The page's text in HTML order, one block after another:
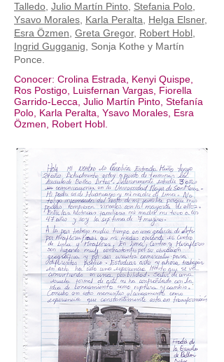
Talledo Julio Martín Pinto Stefania Polo
Ysavo Morales Karla Peralta Helga Elsner,
Esra Özmen Greta Gregor, Robert Hobl
Ingrid Gugganig , Sonja Kothe y Martín
Ponce.
Conocer: Crolina Estrada, Kenyi Quispe,
Ros Postigo, Luisfernan Vargas, Fiorella
Garrido-Lecca, Julio Martín Pinto, Stefanía
Polo, Karla Peralta, Ysavo Morales, Esra
Özmen, Robert Hobl.